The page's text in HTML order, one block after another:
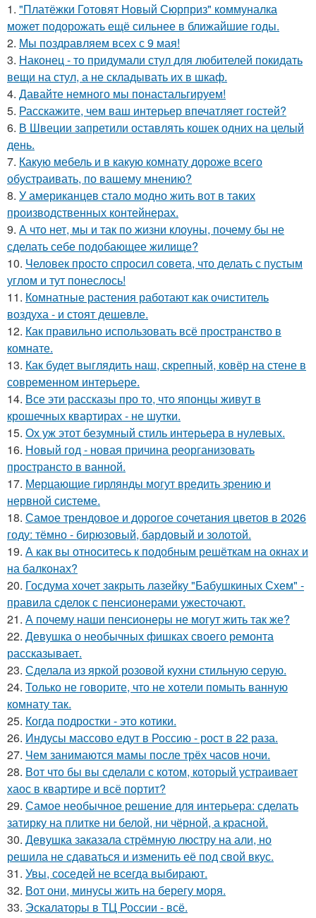
1. "Платёжки Готовят Новый Сюрприз" коммуналка
может подорожать ещё сильнее в ближайшие годы.
2. Мы поздравляем всех с 9 мая!
3. Наконец - то придумали стул для любителей покидать
вещи на стул, а не складывать их в шкаф.
4. Давайте немного мы понастальгируем!
5. Расскажите, чем ваш интерьер впечатляет гостей?
6. В Швеции запретили оставлять кошек одних на целый
день.
7. Какую мебель и в какую комнату дороже всего
обустраивать, по вашему мнению?
8. У американцев стало модно жить вот в таких
производственных контейнерах.
9. А что нет, мы и так по жизни клоуны, почему бы не
сделать себе подобающее жилище?
10. Человек просто спросил совета, что делать с пустым
углом и тут понеслось!
11. Комнатные растения работают как очиститель
воздуха - и стоят дешевле.
12. Как правильно использовать всё пространство в
комнате.
13. Как будет выглядить наш, скрепный, ковёр на стене в
современном интерьере.
14. Все эти рассказы про то, что японцы живут в
крошечных квартирах - не шутки.
15. Ох уж этот безумный стиль интерьера в нулевых.
16. Новый год - новая причина реорганизовать
пространсто в ванной.
17. Мерцающие гирлянды могут вредить зрению и
нервной системе.
18. Самое трендовое и дорогое сочетания цветов в 2026
году: тёмно - бирюзовый, бардовый и золотой.
19. А как вы относитесь к подобным решёткам на окнах и
на балконах?
20. Госдума хочет закрыть лазейку "Бабушкиных Схем" -
правила сделок с пенсионерами ужесточают.
21. А почему наши пенсионеры не могут жить так же?
22. Девушка о необычных фишках своего ремонта
рассказывает.
23. Сделала из яркой розовой кухни стильную серую.
24. Только не говорите, что не хотели помыть ванную
комнату так.
25. Когда подростки - это котики.
26. Индусы массово едут в Россию - рост в 22 раза.
27. Чем занимаются мамы после трёх часов ночи.
28. Вот что бы вы сделали с котом, который устраивает
хаос в квартире и всё портит?
29. Самое необычное решение для интерьера: сделать
затирку на плитке ни белой, ни чёрной, а красной.
30. Девушка заказала стрёмную люстру на али, но
решила не сдаваться и изменить её под свой вкус.
31. Увы, соседей не всегда выбирают.
32. Вот они, минусы жить на берегу моря.
33. Эскалаторы в ТЦ России - всё.